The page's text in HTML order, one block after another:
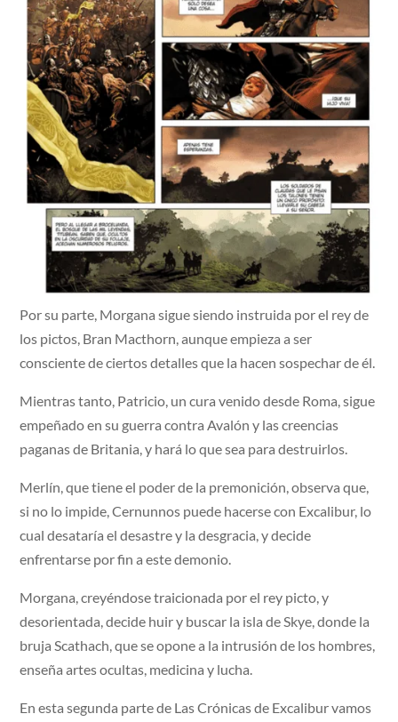
Por su parte, Morgana sigue siendo instruida por el rey de
los pictos, Bran Macthorn, aunque empieza a ser
consciente de ciertos detalles que la hacen sospechar de él.
Mientras tanto, Patricio, un cura venido desde Roma, sigue
empeñado en su guerra contra Avalón y las creencias
paganas de Britania, y hará lo que sea para destruirlos.
Merlín, que tiene el poder de la premonición, observa que,
si no lo impide, Cernunnos puede hacerse con Excalibur, lo
cual desataría el desastre y la desgracia, y decide
enfrentarse por fin a este demonio.
Morgana, creyéndose traicionada por el rey picto, y
desorientada, decide huir y buscar la isla de Skye, donde la
bruja Scathach, que se opone a la intrusión de los hombres,
enseña artes ocultas, medicina y lucha.
En esta segunda parte de Las Crónicas de Excalibur vamos